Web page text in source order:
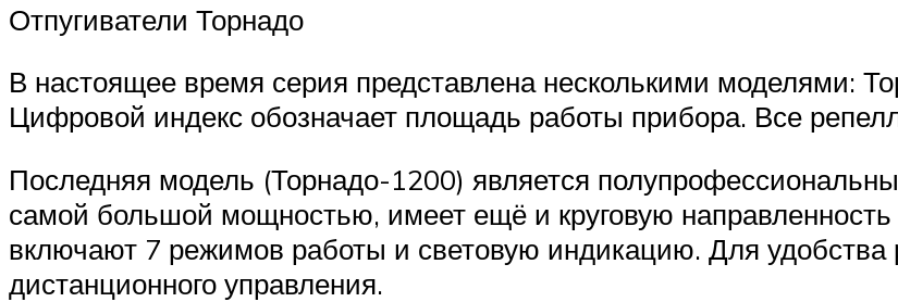
Отпугиватели Торнадо
В настоящее время серия представлена несколькими моделями:
Цифровой индекс обозначает площадь работы прибора. Все
Последняя модель (Торнадо-1200) является
самой большой мощностью, имеет ещё и круговую
включают 7 режимов работы и световую индикацию. Для удобства
дистанционного управления.